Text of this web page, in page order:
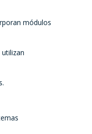
módulos